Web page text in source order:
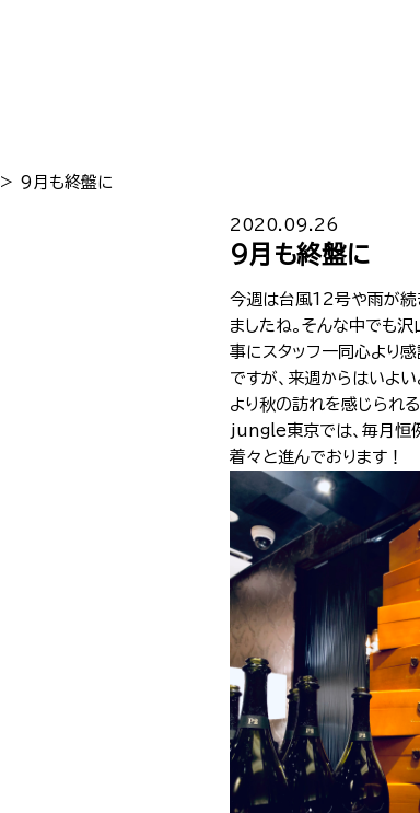
Gravure
Recruit Cast
Recruit Staff
Shop Info
J-Tokyo Entertainment
> 9月も終盤に
2020.09.26
9月も終盤に
今週は台風12号や雨が続
ましたね。そんな中でも沢
事にスタッフ一同心より感
ですが、来週からはいよい
より秋の訪れを感じられ
jungle東京では、毎月恒
着々と進んでおります！